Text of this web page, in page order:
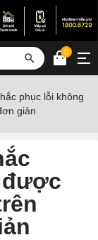
0
phục lỗi không
giản